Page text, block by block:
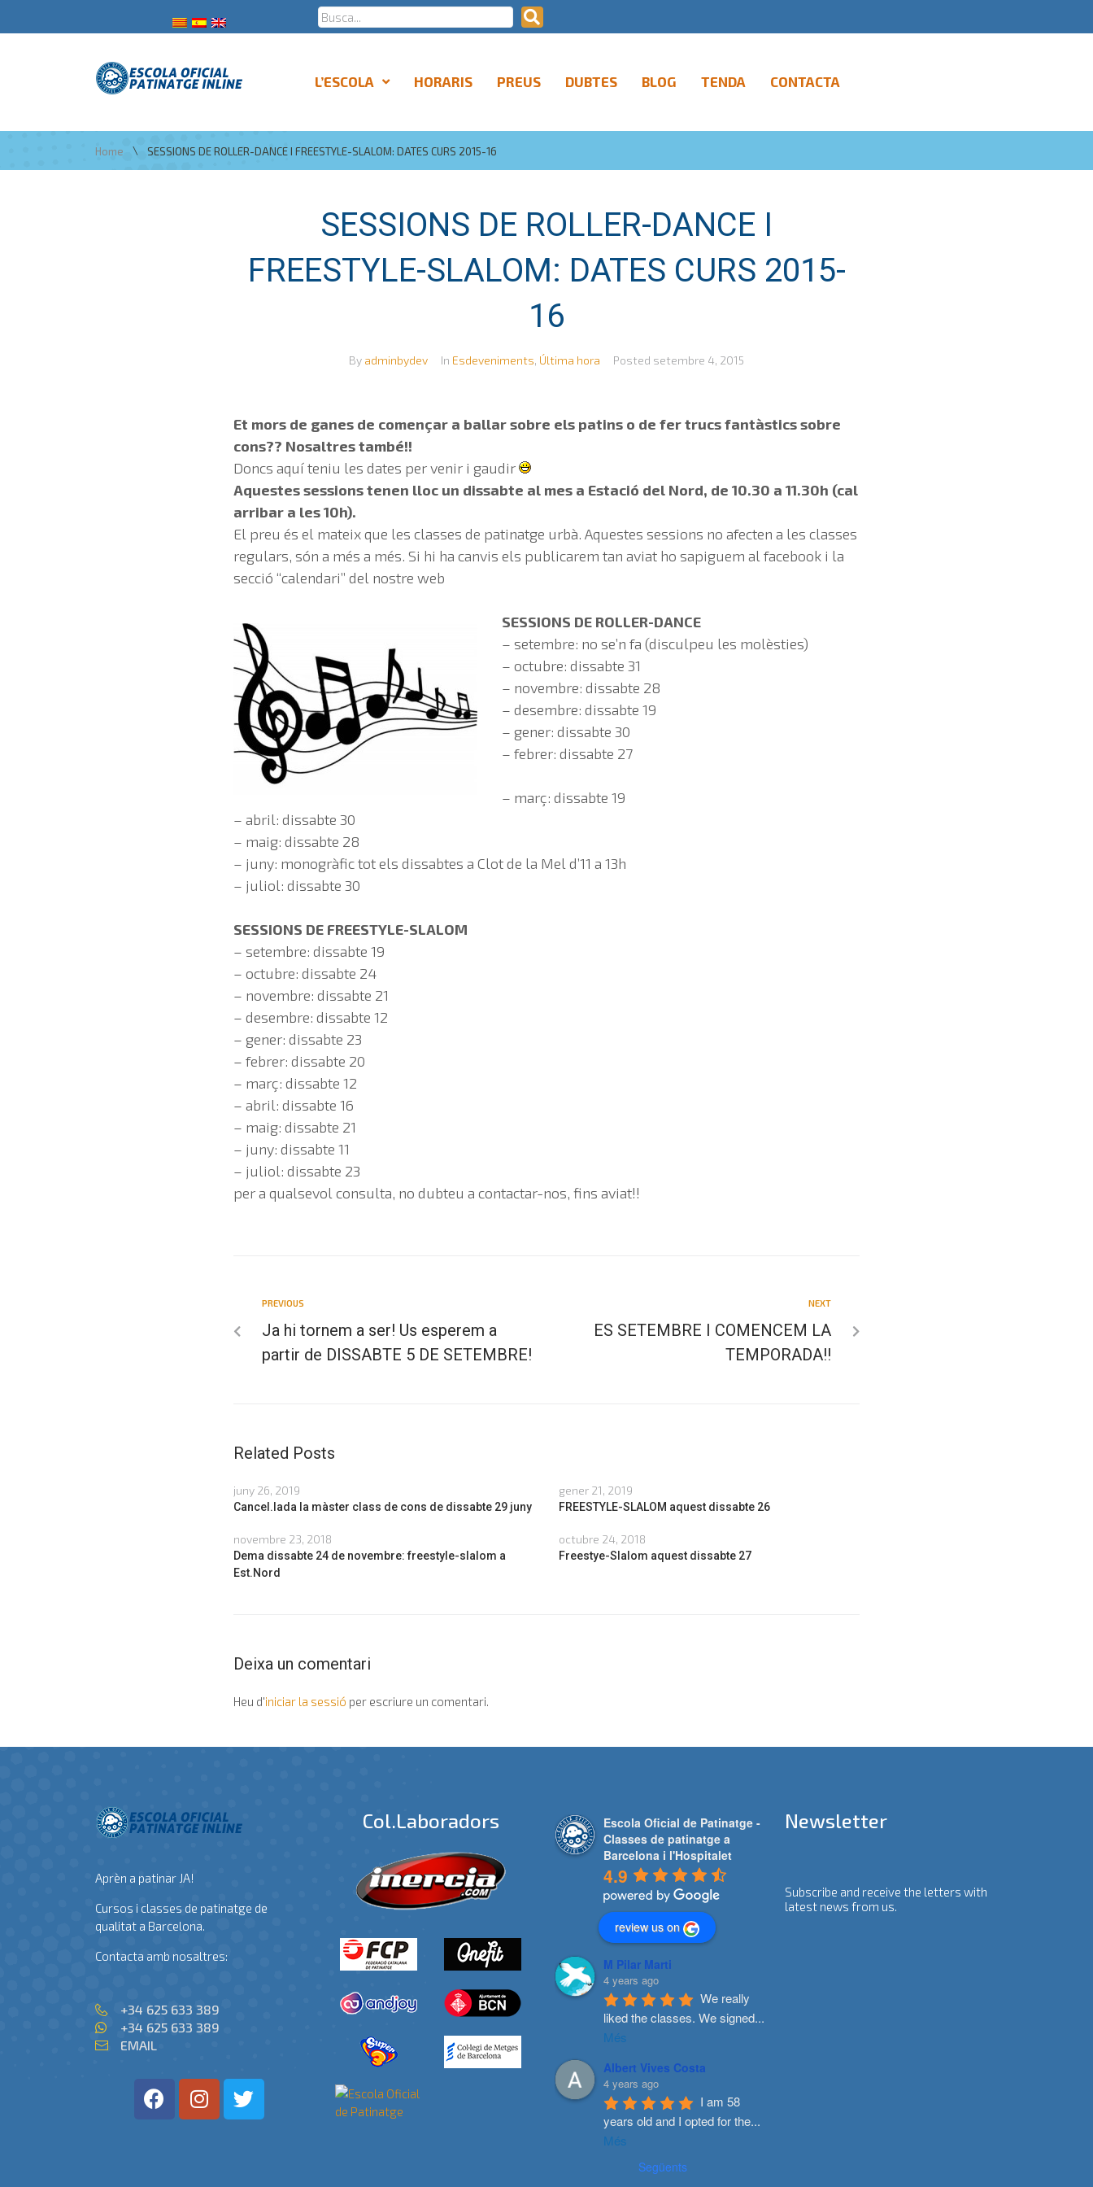
L’ESCOLA HORARIS PREUS DUBTES BLOG TENDA CONTACTA
Home \ SESSIONS DE ROLLER-DANCE I FREESTYLE-SLALOM: DATES CURS 2015-16
SESSIONS DE ROLLER-DANCE I
FREESTYLE-SLALOM: DATES CURS 2015-
16
By adminbydev In Esdeveniments, Última hora Posted setembre 4, 2015
Et mors de ganes de començar a ballar sobre els patins o de fer trucs fantàstics sobre
cons?? Nosaltres també!!
Doncs aquí teniu les dates per venir i gaudir
Aquestes sessions tenen lloc un dissabte al mes a Estació del Nord, de 10.30 a 11.30h (cal
arribar a les 10h).
El preu és el mateix que les classes de patinatge urbà. Aquestes sessions no afecten a les classes
regulars, són a més a més. Si hi ha canvis els publicarem tan aviat ho sapiguem al facebook i la
secció “calendari” del nostre web
SESSIONS DE ROLLER-DANCE
– setembre: no se’n fa (disculpeu les molèsties)
– octubre: dissabte 31
– novembre: dissabte 28
– desembre: dissabte 19
– gener: dissabte 30
– febrer: dissabte 27
– març: dissabte 19
– abril: dissabte 30
– maig: dissabte 28
– juny: monogràfic tot els dissabtes a Clot de la Mel d’11 a 13h
– juliol: dissabte 30
SESSIONS DE FREESTYLE-SLALOM
– setembre: dissabte 19
– octubre: dissabte 24
– novembre: dissabte 21
– desembre: dissabte 12
– gener: dissabte 23
– febrer: dissabte 20
– març: dissabte 12
– abril: dissabte 16
– maig: dissabte 21
– juny: dissabte 11
– juliol: dissabte 23
per a qualsevol consulta, no dubteu a contactar-nos, fins aviat!!
PREVIOUS
Ja hi tornem a ser! Us esperem a
partir de DISSABTE 5 DE SETEMBRE!
NEXT
ES SETEMBRE I COMENCEM LA
TEMPORADA!!
Related Posts
juny 26, 2019
Cancel.lada la màster class de cons de dissabte 29 juny
gener 21, 2019
FREESTYLE-SLALOM aquest dissabte 26
novembre 23, 2018
Dema dissabte 24 de novembre: freestyle-slalom a
Est.Nord
octubre 24, 2018
Freestye-Slalom aquest dissabte 27
Deixa un comentari
Heu d'iniciar la sessió per escriure un comentari.
Aprèn a patinar JA!
Cursos i classes de patinatge de
qualitat a Barcelona.
Contacta amb nosaltres:
+34 625 633 389
+34 625 633 389
EMAIL
Col.laboradors
Escola Oficial de Patinatge -
Classes de patinatge a
Barcelona i l'Hospitalet
4.9
review us on
M Pilar Marti
4 years ago
We really
liked the classes. We signed...
Més
Albert Vives Costa
4 years ago
I am 58
years old and I opted for the...
Més
Següents
Newsletter
Subscribe and receive the letters with
latest news from us.